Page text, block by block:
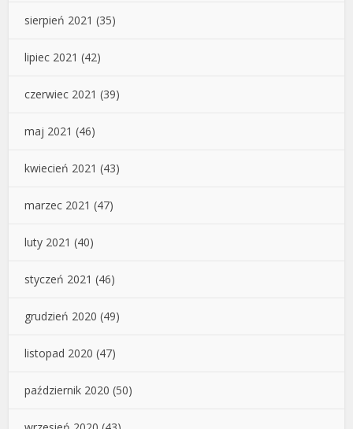
sierpień 2021 (35)
lipiec 2021 (42)
czerwiec 2021 (39)
maj 2021 (46)
kwiecień 2021 (43)
marzec 2021 (47)
luty 2021 (40)
styczeń 2021 (46)
grudzień 2020 (49)
listopad 2020 (47)
październik 2020 (50)